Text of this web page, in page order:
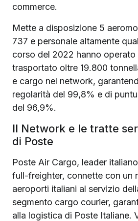
commerce.
Mette a disposizione 5
737 e personale altamente
corso del 2022 hanno
trasportato oltre 19.800
e cargo nel network,
regolarità del 99,8% e di
del 96,9%.
Il Network e le tratte
di Poste
Poste Air Cargo, leader
full-freighter, connette con un
aeroporti italiani al servizio
segmento cargo courier,
alla logistica di Poste Italiane.